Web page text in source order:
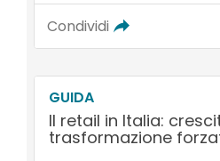
Condividi
GUIDA
Il retail in Italia:
trasformazione